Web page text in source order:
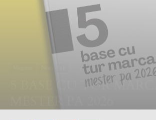
5 BASE CU TUR MARCA
MESTER PA 2026